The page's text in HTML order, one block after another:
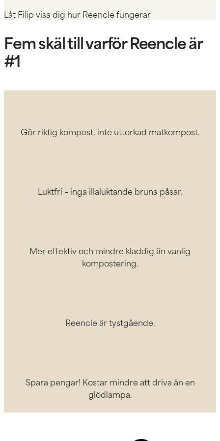
Låt Filip visa dig hur Reencle fungerar
Fem skäl till varför Reencle är
#1
Gör riktig kompost, inte uttorkad matkompost.
Luktfri = inga illaluktande bruna påsar.
Mer effektiv och mindre kladdig än vanlig
kompostering.
Reencle är tystgående.
Spara pengar! Kostar mindre att driva än en
glödlampa.